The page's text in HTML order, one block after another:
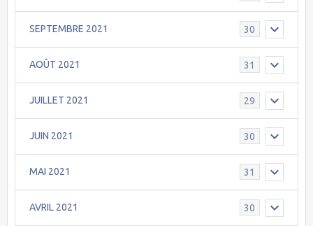
SEPTEMBRE 2021 30
AOÛT 2021 31
JUILLET 2021 29
JUIN 2021 30
MAI 2021 31
AVRIL 2021 30